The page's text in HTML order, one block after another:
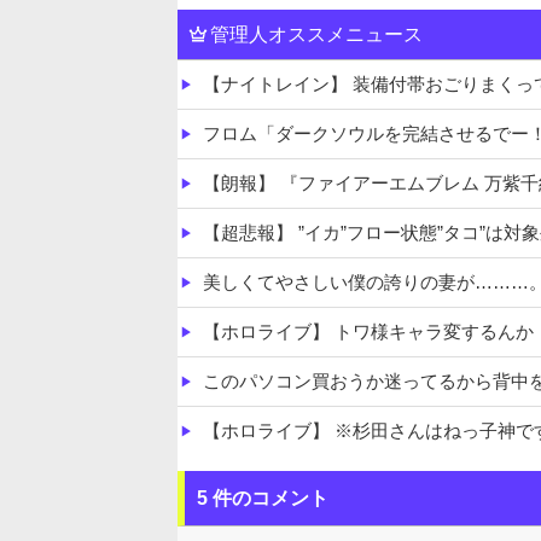
管理人オススメニュース
【ナイトレイン】 装備付帯おごりまく
フロム「ダークソウルを完結させるで
【朗報】 『ファイアーエムブレム 万紫
【超悲報】 ”イカ”フロー状態”タコ”は対
美しくてやさしい僕の誇りの妻が………
【ホロライブ】 トワ様キャラ変するんか
このパソコン買おうか迷ってるから背中
【ホロライブ】 ※杉田さんはねっ子神で
移民ベトナム女達の宅飲み、レベチｗｗ
5 件のコメント